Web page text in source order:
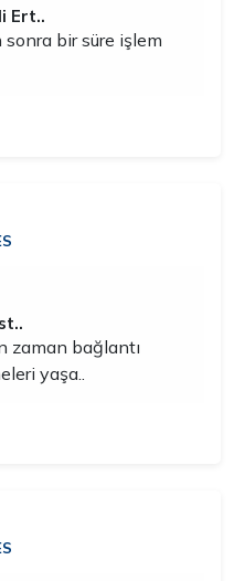
Ert..
sonra bir süre işlem
zaman bağlantı
yaşa..